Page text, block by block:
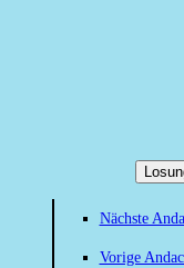
Nächste
Vorige